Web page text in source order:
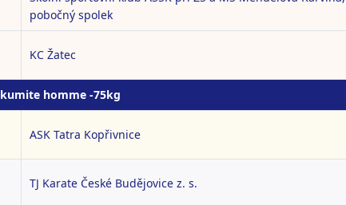
pobočný spolek
KC Žatec
kumite homme -75kg
ASK Tatra Kopřivnice
TJ Karate České Budějovice z. s.